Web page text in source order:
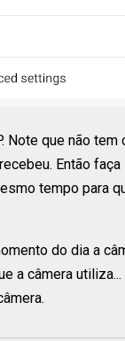
Note que não
Então
tempo para
do dia a
a câmera